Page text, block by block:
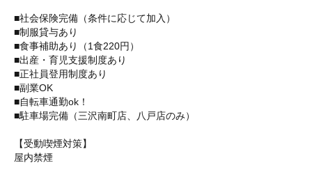
■社会保険完備（条件に応じて加入）
■制服貸与あり
■食事補助あり（1食220円）
■出産・育児支援制度あり
■正社員登用制度あり
■副業OK
■自転車通勤ok！
■駐車場完備（三沢南町店、八戸店のみ）
【受動喫煙対策】
屋内禁煙